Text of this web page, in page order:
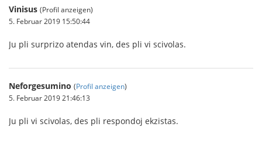
Vinisus (Profil anzeigen)
5. Februar 2019 15:50:44
Ju pli surprizo atendas vin, des pli vi scivolas.
Neforgesumino (Profil anzeigen)
5. Februar 2019 21:46:13
Ju pli vi scivolas, des pli respondoj ekzistas.